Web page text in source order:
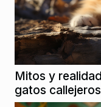
Mitos y
gatos callejeros